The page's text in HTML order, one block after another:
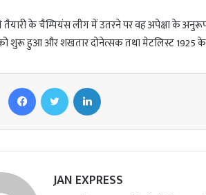
तैयारी के चैम्पियंस लीग में उतरने पर वह अपेक्षा के
शुरू हुआ और शखतार दोनेत्सक तथा मेटलिस्ट 1925 के
JAN EXPRESS